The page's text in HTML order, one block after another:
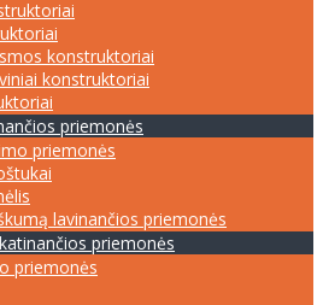
konstruktoriai
konstruktoriai
priemonės
priemonės
lavinančios priemonės
priemonės
priemonės